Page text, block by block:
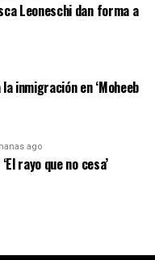
Leoneschi dan forma a
inmigración en ‘Moheeb
ago
rayo que no cesa’